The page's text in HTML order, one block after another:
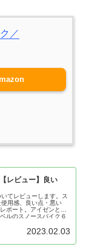
／
レビュー】良い
てレビューします。ス
用感、良い点・悪い
ポート。アイゼンとス
ルのスノースパイク６
2023.02.03